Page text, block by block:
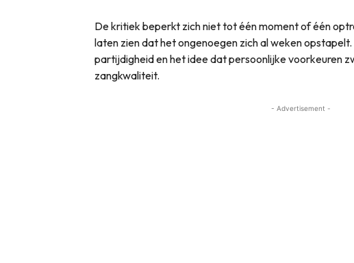
De kritiek beperkt zich niet tot één moment of één
laten zien dat het ongenoegen zich al weken
partijdigheid en het idee dat persoonlijke voorkeuren
zangkwaliteit.
- Advertisement -